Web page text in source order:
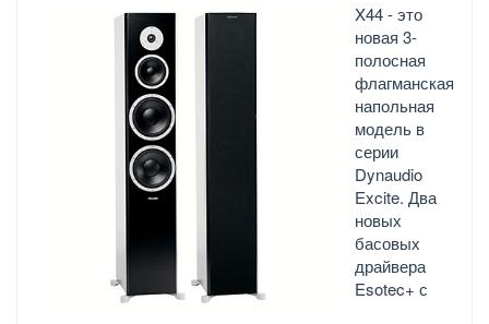
X44 - это
новая 3-
полосная
флагманская
напольная
модель в
серии
Dynaudio
Excite. Два
новых
басовых
драйвера
Esotec+ с